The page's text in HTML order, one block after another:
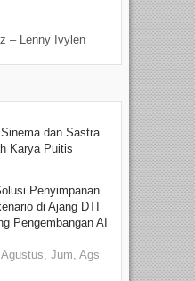
– Lenny Ivylen
dan Sastra
Karya Puitis
Penyimpanan
di Ajang DTI
Pengembangan AI
Jum, Ags